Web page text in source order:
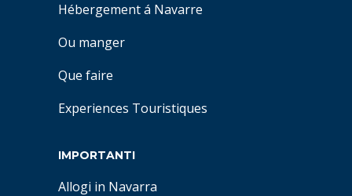
Hébergement á Navarre
Ou manger
Que faire
Experiences Touristiques
IMPORTANTI
Allogi in Navarra